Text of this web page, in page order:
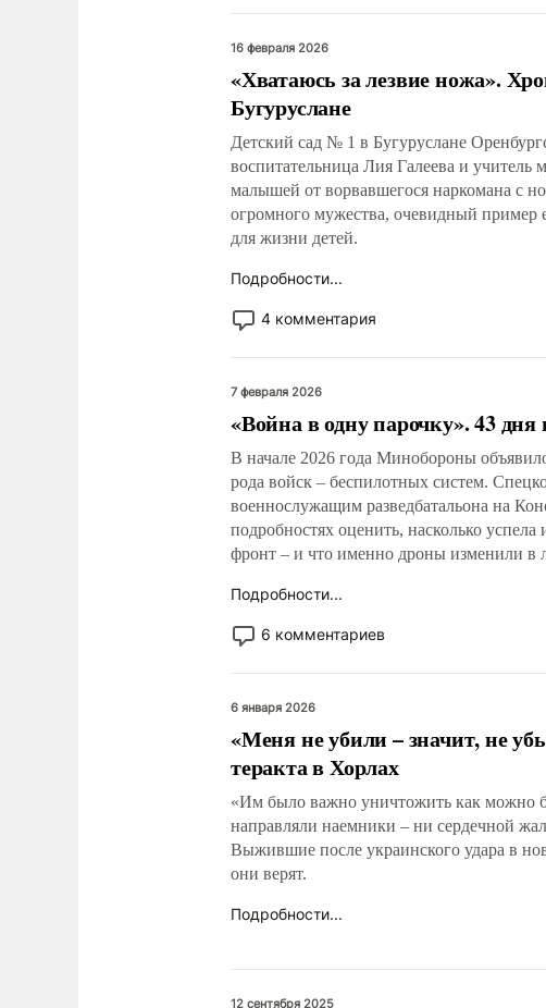
16 февраля 2026
«Хватаюсь за лезвие ножа».
Бугуруслане
Детский сад № 1 в Бугуруслане
воспитательница Лия Галеева и
малышей от ворвавшегося наркомана с
огромного мужества, очевидный пример
для жизни детей.
Подробности...
4 комментария
7 февраля 2026
«Война в одну парочку». 43
В начале 2026 года Минобороны
рода войск – беспилотных систем.
военнослужащим разведбатальона на
подробностях оценить, насколько
фронт – и что именно дроны изменили
Подробности...
6 комментариев
6 января 2026
«Меня не убили – значит, не
теракта в Хорлах
«Им было важно уничтожить как можно
направляли наемники – ни сердечной
Выжившие после украинского удара в
они верят.
Подробности...
12 сентября 2025